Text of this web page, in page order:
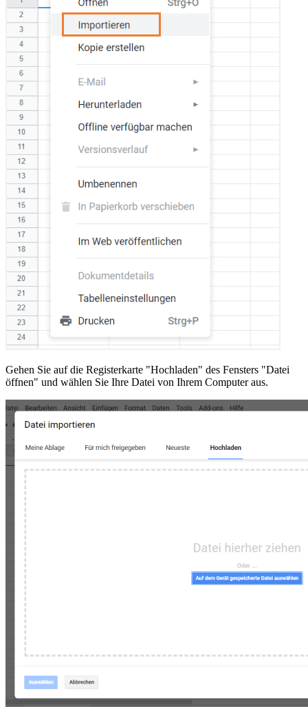
Gehen Sie auf die Registerkarte "Hochladen" des Fensters "Datei
öffnen" und wählen Sie Ihre Datei von Ihrem Computer aus.